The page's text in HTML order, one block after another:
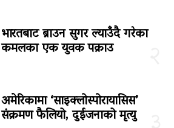
भारतबाट ब्राउन सुगर ल्याउँदै गरेका
कमलका एक युवक पक्राउ
अमेरिकामा ‘साइक्लोस्पोरायासिस’
संक्रमण फैलियो, दुईजनाको मृत्यु